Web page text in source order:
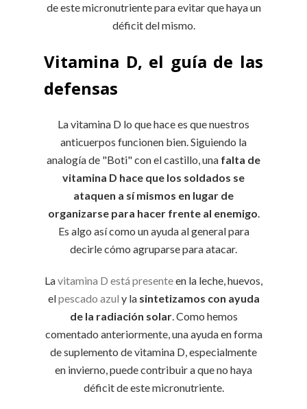
de este micronutriente para evitar que haya un
déficit del mismo.
Vitamina D, el guía de las
defensas
La vitamina D lo que hace es que nuestros
anticuerpos funcionen bien. Siguiendo la
analogía de "Boti" con el castillo, una falta de
vitamina D hace que los soldados se
ataquen a sí mismos en lugar de
organizarse para hacer frente al enemigo.
Es algo así como un ayuda al general para
decirle cómo agruparse para atacar.
Lavitamina D está presenteen la leche, huevos,
elpescado azul y la sintetizamos con ayuda
de la radiación solar. Como hemos
comentado anteriormente, una ayuda en forma
de suplemento de vitamina D, especialmente
en invierno, puede contribuir a que no haya
déficit de este micronutriente.